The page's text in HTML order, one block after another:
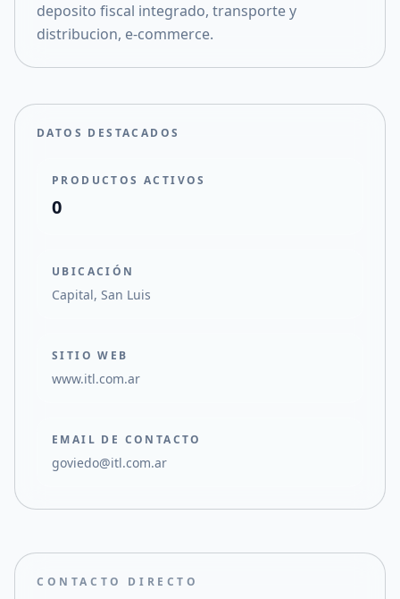
deposito fiscal integrado, transporte y
distribucion, e-commerce.
DATOS DESTACADOS
PRODUCTOS ACTIVOS
0
UBICACIÓN
Capital, San Luis
SITIO WEB
www.itl.com.ar
EMAIL DE CONTACTO
goviedo@itl.com.ar
CONTACTO DIRECTO